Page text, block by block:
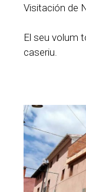
Visitación de
El seu volum
caseriu.